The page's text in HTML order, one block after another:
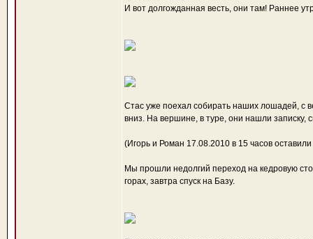
И вот долгожданная весть, они там! Раннее
Стас уже поехал собирать наших лошадей, с
вниз. На вершине, в туре, они нашли записку,
(Игорь и Роман 17.08.2010 в 15 часов
Мы прошли недолгий переход на кедровую
горах, завтра спуск на Базу.